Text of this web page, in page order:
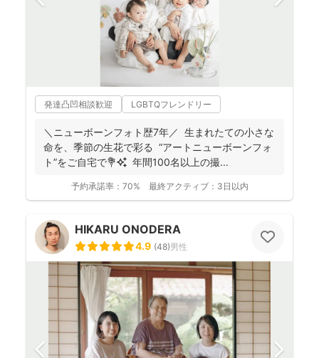
発達凸凹相談歓迎 LGBTQフレンドリー
＼ニューボーンフォト歴7年／ 生まれたての小さな
命を、季節の生花で彩る “アートニューボーンフォ
ト”をご自宅で💐✨ 年間100名以上の撮...
予約承諾率： 70% 最終アクティブ： 3日以内
HIKARU ONODERA
4.9 (48)男性